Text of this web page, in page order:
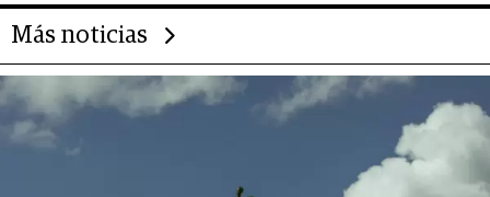
Más noticias